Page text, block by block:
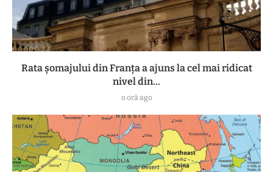
Rata șomajului din Franța a ajuns la cel mai ridicat
nivel din...
o oră ago